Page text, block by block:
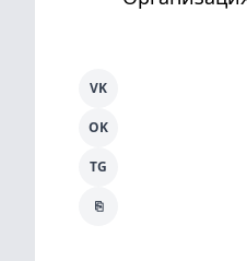
VK
OK
TG
⎘